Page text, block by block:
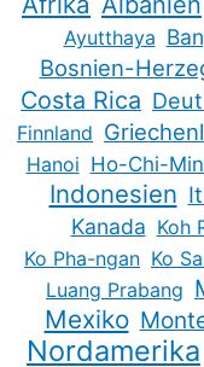
Ayutthaya
Bosnien-
Costa Rica
Finnland
Hanoi Ho-Chi-
Indonesien
Kanada Koh
Ko Pha-ngan Ko
Luang Prabang
Mexiko
Nordamerika